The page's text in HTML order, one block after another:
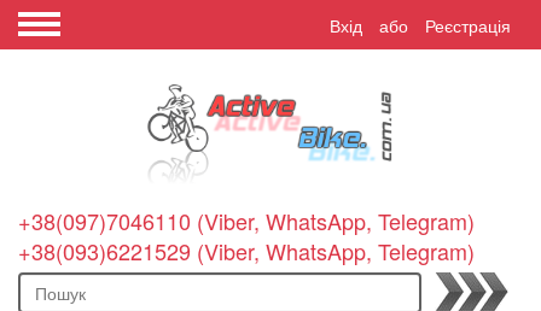
Вхід або Реєстрація
+38(097)7046110 (Viber, WhatsApp, Telegram)
+38(093)6221529 (Viber, WhatsApp, Telegram)
Пошук